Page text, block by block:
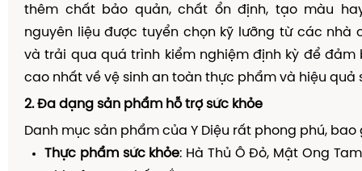
thêm chất bảo quản, chất ổn định, tạo màu
nguyên liệu được tuyển chọn kỹ lưỡng từ các nhà
và trải qua quá trình kiểm nghiệm định kỳ để đảm
cao nhất về vệ sinh an toàn thực phẩm và hiệu quả
2. Đa dạng sản phẩm hỗ trợ sức khỏe
Danh mục sản phẩm của Y Diệu rất phong phú, bao
Thực phẩm sức khỏe: Hà Thủ Ô Đỏ, Mật Ong